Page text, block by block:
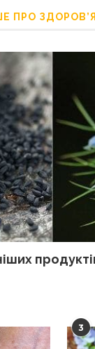
ПРО ЗДОРОВ’Я
3